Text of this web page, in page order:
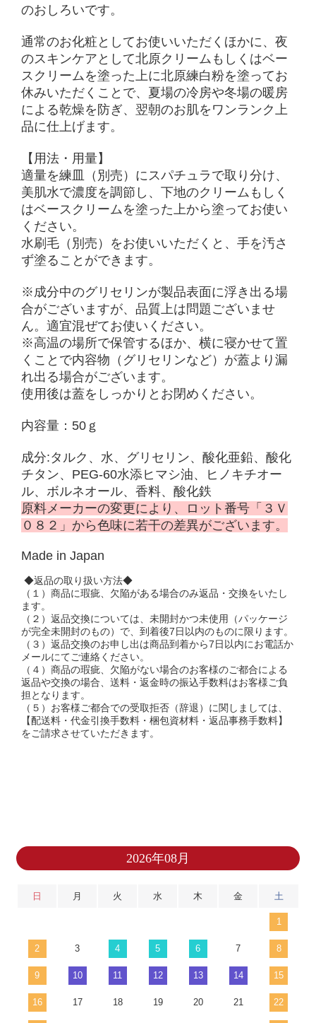
のおしろいです。
通常のお化粧としてお使いいただくほかに、夜
のスキンケアとして北原クリームもしくはベー
スクリームを塗った上に北原練白粉を塗ってお
休みいただくことで、夏場の冷房や冬場の暖房
による乾燥を防ぎ、翌朝のお肌をワンランク上
品に仕上げます。
【用法・用量】
適量を練皿（別売）にスパチュラで取り分け、
美肌水で濃度を調節し、下地のクリームもしく
はベースクリームを塗った上から塗ってお使い
ください。
水刷毛（別売）をお使いいただくと、手を汚さ
ず塗ることができます。
※成分中のグリセリンが製品表面に浮き出る場
合がございますが、品質上は問題ございませ
ん。適宜混ぜてお使いください。
※高温の場所で保管するほか、横に寝かせて置
くことで内容物（グリセリンなど）が蓋より漏
れ出る場合がございます。
使用後は蓋をしっかりとお閉めください。
内容量：50ｇ
成分:タルク、水、グリセリン、酸化亜鉛、酸化
チタン、PEG-60水添ヒマシ油、ヒノキチオー
ル、ボルネオール、香料、酸化鉄
原料メーカーの変更により、ロット番号「３Ｖ
０８２」から色味に若干の差異がございます。
Made in Japan
◆返品の取り扱い方法◆
（１）商品に瑕疵、欠陥がある場合のみ返品・交換をいたし
ます。
（２）返品交換については、未開封かつ未使用（パッケージ
が完全未開封のもの）で、到着後7日以内のものに限ります。
（３）返品交換のお申し出は商品到着から7日以内にお電話か
メールにてご連絡ください。
（４）商品の瑕疵、欠陥がない場合のお客様のご都合による
返品や交換の場合、送料・返金時の振込手数料はお客様ご負
担となります。
（５）お客様ご都合での受取拒否（辞退）に関しましては、
【配送料・代金引換手数料・梱包資材料・返品事務手数料】
をご請求させていただきます。
2026年08月
日 月 火 水 木 金 土
1
2 3 4 5 6 7 8
9 10 11 12 13 14 15
16 17 18 19 20 21 22